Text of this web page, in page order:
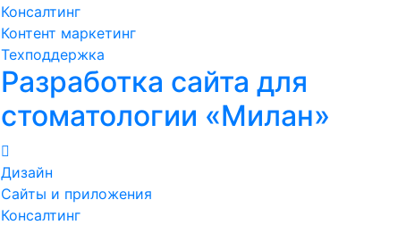
Консалтинг
Контент маркетинг
Техподдержка
Разработка сайта для
стоматологии «Милан»
Дизайн
Сайты и приложения
Консалтинг